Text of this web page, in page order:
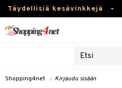
Täydellisiä kesävinkkejä -
Piilolinssit
Shopping4net » Kirjaudu sisään
sisään